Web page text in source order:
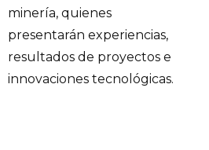
minería, quienes
presentarán experiencias,
resultados de proyectos e
innovaciones tecnológicas.